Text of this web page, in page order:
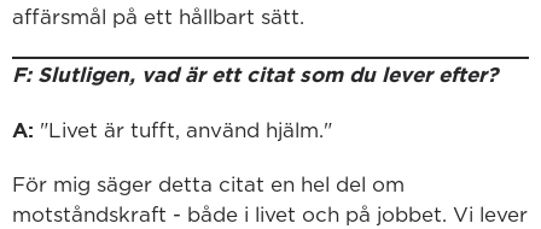
affärsmål på ett hållbart sätt.
F: Slutligen, vad är ett citat som du lever efter?
A: "Livet är tufft, använd hjälm."
För mig säger detta citat en hel del om
motståndskraft - både i livet och på jobbet. Vi lever